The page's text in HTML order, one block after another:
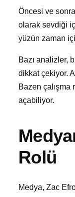
Öncesi ve
olarak sevdiği
yüzün zaman
Bazı analizler,
dikkat çekiyor.
Bazen çalışma
açabiliyor.
Rolü
Medya, Zac